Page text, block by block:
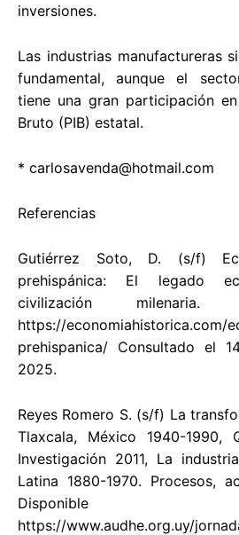
inversiones.
Las industrias manufactureras
fundamental, aunque el
tiene una gran participación
Bruto (PIB) estatal.
* carlosavenda@hotmail.com
Referencias
Gutiérrez Soto, D. (s/f)
prehispánica: El legado
civilización milenaria.
https://economiahistorica.com/
prehispanica/ Consultado el
2025.
Reyes Romero S. (s/f) La
Tlaxcala, México 1940-1990,
Investigación 2011, La
Latina 1880-1970. Procesos,
https://www.audhe.org.uy/